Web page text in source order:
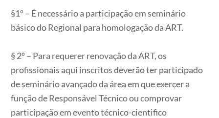
§1º – É necessário a participação em seminário
básico do Regional para homologação da ART.
§ 2º – Para requerer renovação da ART, os
profissionais aqui inscritos deverão ter participado
de seminário avançado da área em que exercer a
função de Responsável Técnico ou comprovar
participação em evento técnico-cientifico